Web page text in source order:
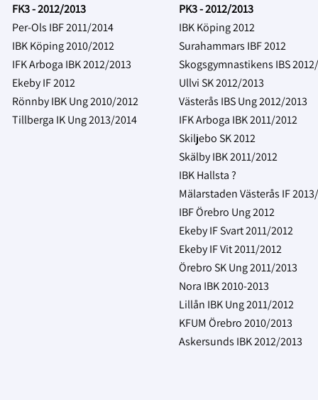
FK3 - 2012/2013
PK3 - 2012/2013
Per-Ols IBF 2011/2014
IBK Köping 2012
IBK Köping 2010/2012
Surahammars IBF 2012
IFK Arboga IBK 2012/2013
Skogsgymnastikens IBS
Ekeby IF 2012
Ullvi SK 2012/2013
Rönnby IBK Ung 2010/2012
Västerås IBS Ung 2012/2013
Tillberga IK Ung 2013/2014
IFK Arboga IBK 2011/2012
Skiljebo SK 2012
Skälby IBK 2011/2012
IBK Hallsta ?
Mälarstaden Västerås IF
IBF Örebro Ung 2012
Ekeby IF Svart 2011/2012
Ekeby IF Vit 2011/2012
Örebro SK Ung 2011/2013
Nora IBK 2010-2013
Lillån IBK Ung 2011/2012
KFUM Örebro 2010/2013
Askersunds IBK 2012/2013